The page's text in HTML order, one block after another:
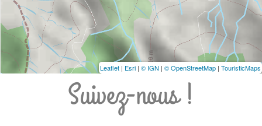
Leaflet | Esri | © IGN | © OpenStreetMap | TouristicMaps
Suivez-nous !